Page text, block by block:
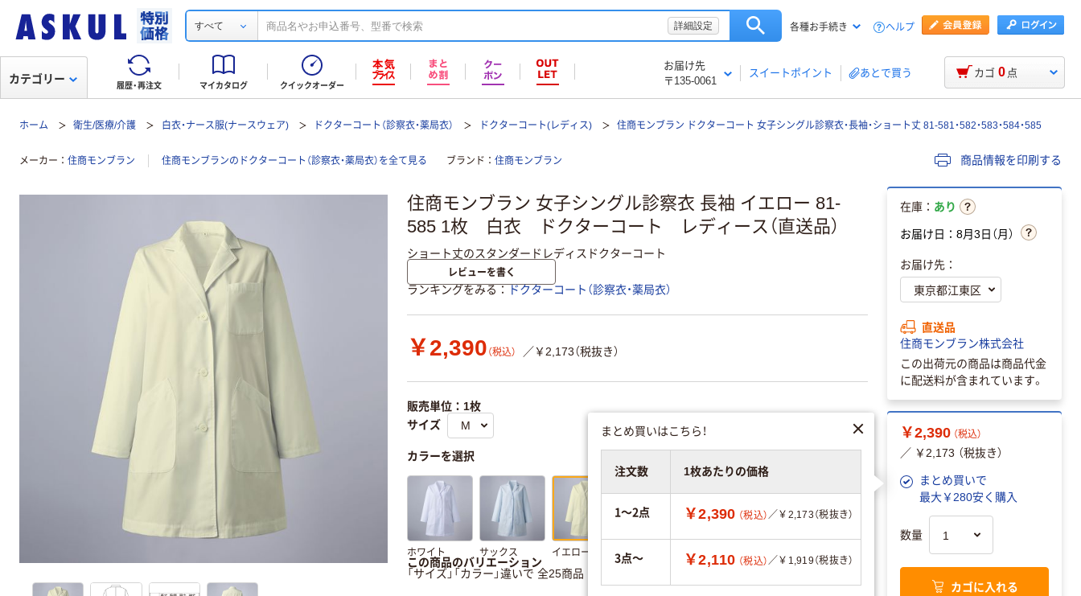
すべて 詳細設定 各種お手続き ヘルプ
履歴・再注文 マイカタログ クイックオーダー
お届け先
〒135-0061
スイートポイント あとで買う
カテゴリー カゴ 0 点
ホーム 衛生/医療/介護 白衣・ナース服(ナースウェア) ドクターコート（診察衣・薬局衣） ドクターコート(レディス) 住商モンブラン ドクターコート 女子シングル診察衣・長袖・ショート丈 81-581・582・583・584・585
メーカー 住商モンブラン 住商モンブランのドクターコート（診察衣・薬局衣）を全て見る ブランド 住商モンブラン 商品情報を印刷する
住商モンブラン 女子シングル診察衣 長袖 イエロー 81-
585 1枚 白衣 ドクターコート レディース（直送品）
ショート丈のスタンダードレディスドクターコート
レビューを書く
ランキングをみる ドクターコート（診察衣・薬局衣）
￥2,390 （税込） ／￥2,173（税抜き）
販売単位：1枚
サイズ
カラーを選択
ホワイト サックス イエロー ミント
この商品のバリエーション
「サイズ」「カラー」違いで 全25商品 あります。
在庫： あり
お届け日：8月3日（月）
お届け先：
直送品
住商モンブラン株式会社
この出荷元の商品は商品代金
に配送料が含まれています。
￥2,390 （税込）
／ ￥2,173 （税抜き）
まとめ買いで
最大￥280安く購入
まとめ買いはこちら！
注文数 1枚あたりの価格
1～2点 ￥2,390 （税込）／￥2,173（税抜き）
3点～ ￥2,110 （税込）／￥1,919（税抜き）
数量
カゴに入れる